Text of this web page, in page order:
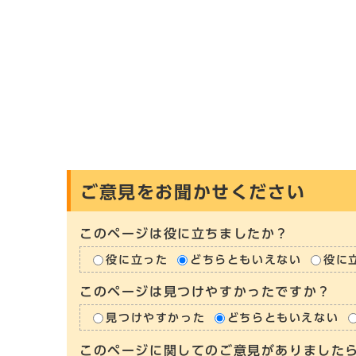
ご意見をお聞かせください
このページは役に立ちましたか？
役に立った どちらともいえない 役に
このページは見つけやすかったですか？
見つけやすかった どちらともいえない
このページに関してのご意見がありました